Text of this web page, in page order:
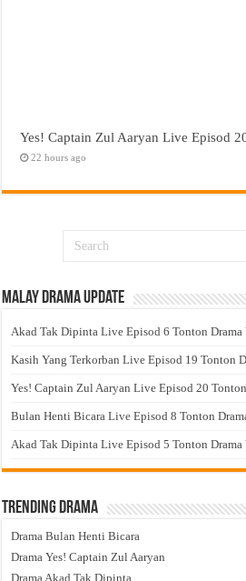
Yes! Captain Zul Aaryan Live Episod
22 hours ago
Malay Drama Update
Akad Tak Dipinta Live Episod 6 Tonton Drama
Kasih Yang Terkorban Live Episod 19 Tonton
Yes! Captain Zul Aaryan Live Episod 20
Bulan Henti Bicara Live Episod 8 Tonton
Akad Tak Dipinta Live Episod 5 Tonton Drama
Trending Drama
Drama Bulan Henti Bicara
Drama Yes! Captain Zul Aaryan
Drama Akad Tak Dipinta